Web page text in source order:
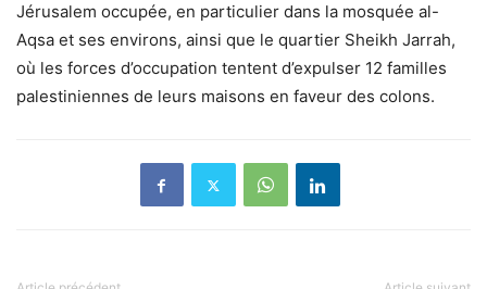
Jérusalem occupée, en particulier dans la mosquée al-
Aqsa et ses environs, ainsi que le quartier Sheikh Jarrah,
où les forces d’occupation tentent d’expulser 12 familles
palestiniennes de leurs maisons en faveur des colons.